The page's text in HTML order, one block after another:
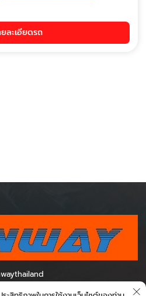
ละเอียดรถ
0954494887 เวลา 11.00-20.00